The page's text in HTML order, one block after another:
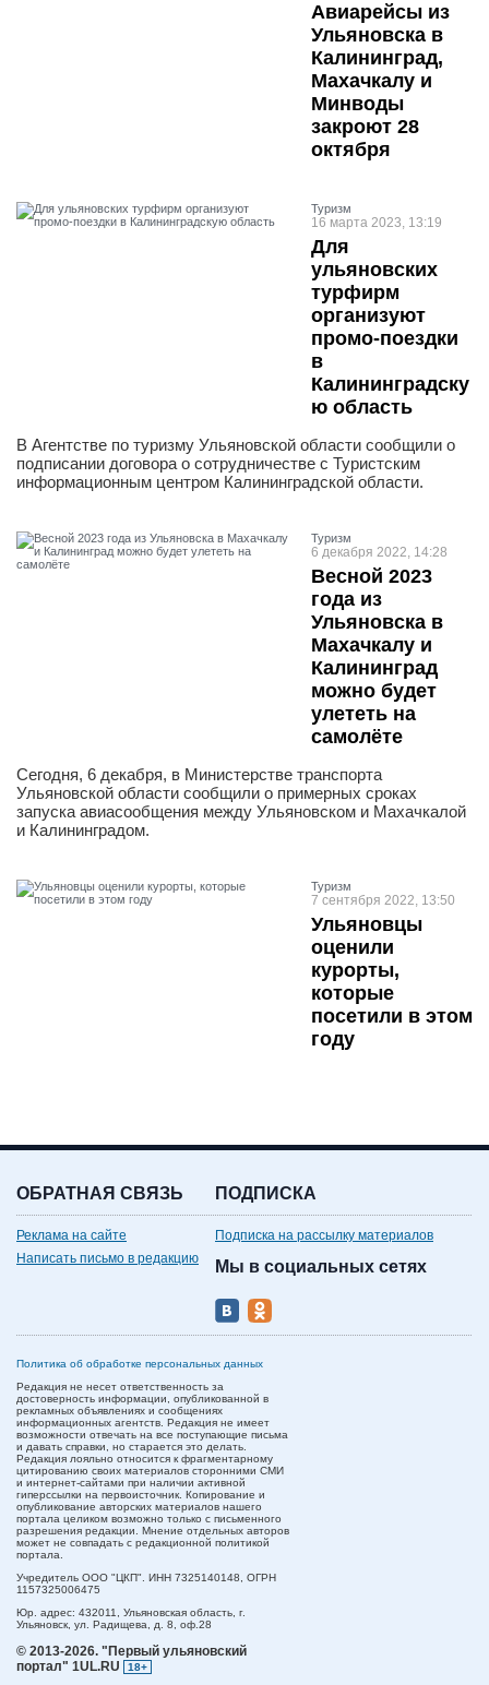
Авиарейсы из
Ульяновска в
Калининград,
Махачкалу и
Минводы
закроют 28
октября
Туризм
16 марта 2023, 13:19
Для
ульяновских
турфирм
организуют
промо-поездки
в
Калининградску
ю область
В Агентстве по туризму Ульяновской области сообщили о
подписании договора о сотрудничестве с Туристским
информационным центром Калининградской области.
Туризм
6 декабря 2022, 14:28
Весной 2023
года из
Ульяновска в
Махачкалу и
Калининград
можно будет
улететь на
самолёте
Сегодня, 6 декабря, в Министерстве транспорта
Ульяновской области сообщили о примерных сроках
запуска авиасообщения между Ульяновском и Махачкалой
и Калининградом.
Туризм
7 сентября 2022, 13:50
Ульяновцы
оценили
курорты,
которые
посетили в этом
году
ОБРАТНАЯ СВЯЗЬ
Реклама на сайте
Написать письмо в редакцию
ПОДПИСКА
Подписка на рассылку материалов
Мы в социальных сетях
Политика об обработке персональных данных
Редакция не несет ответственность за
достоверность информации, опубликованной в
рекламных объявлениях и сообщениях
информационных агентств. Редакция не имеет
возможности отвечать на все поступающие письма
и давать справки, но старается это делать.
Редакция лояльно относится к фрагментарному
цитированию своих материалов сторонними СМИ
и интернет-сайтами при наличии активной
гиперссылки на первоисточник. Копирование и
опубликование авторских материалов нашего
портала целиком возможно только с письменного
разрешения редакции. Мнение отдельных авторов
может не совпадать с редакционной политикой
портала.
Учредитель ООО "ЦКП". ИНН 7325140148, ОГРН
1157325006475
Юр. адрес: 432011, Ульяновская область, г.
Ульяновск, ул. Радищева, д. 8, оф.28
© 2013-2026. "Первый ульяновский
портал" 1UL.RU
18+